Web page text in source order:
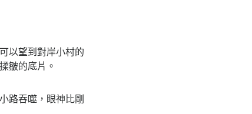
以望到對岸小村的
皺的底片。
路吞噬，眼神比剛